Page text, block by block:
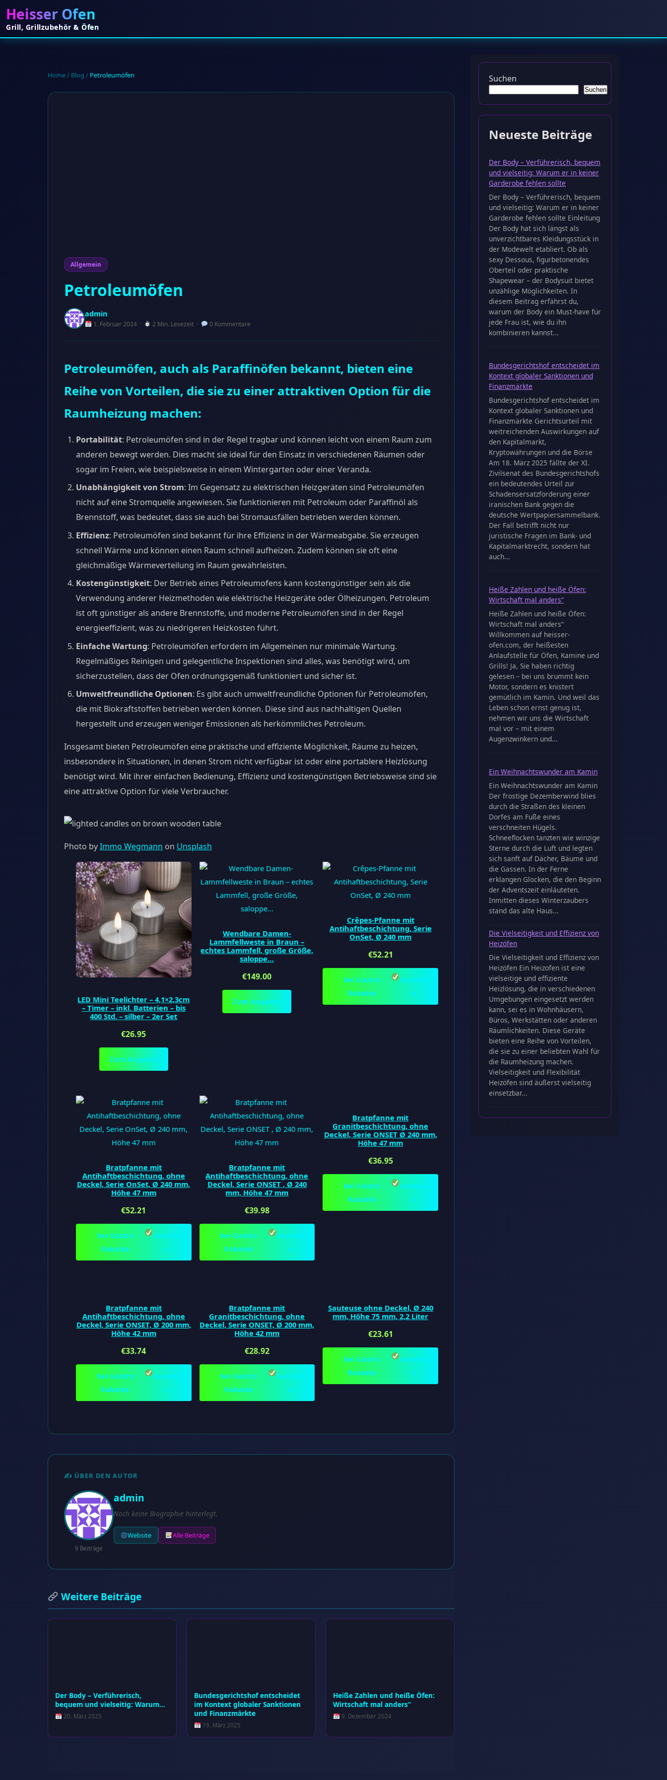
Heisser Ofen
Grill, Grillzubehör & Öfen
Home/ Blog / Petroleumöfen
Allgemein
Petroleumöfen
admin
1. Februar 2024 · 2 Min. Lesezeit · 0 Kommentare
Petroleumöfen, auch als Paraffinöfen bekannt, bieten eine
Reihe von Vorteilen, die sie zu einer attraktiven Option für die
Raumheizung machen:
Portabilität: Petroleumöfen sind in der Regel tragbar und können leicht von einem Raum zum
anderen bewegt werden. Dies macht sie ideal für den Einsatz in verschiedenen Räumen oder
sogar im Freien, wie beispielsweise in einem Wintergarten oder einer Veranda.
Unabhängigkeit von Strom: Im Gegensatz zu elektrischen Heizgeräten sind Petroleumöfen
nicht auf eine Stromquelle angewiesen. Sie funktionieren mit Petroleum oder Paraffinöl als
Brennstoff, was bedeutet, dass sie auch bei Stromausfällen betrieben werden können.
Effizienz: Petroleumöfen sind bekannt für ihre Effizienz in der Wärmeabgabe. Sie erzeugen
schnell Wärme und können einen Raum schnell aufheizen. Zudem können sie oft eine
gleichmäßige Wärmeverteilung im Raum gewährleisten.
Kostengünstigkeit: Der Betrieb eines Petroleumofens kann kostengünstiger sein als die
Verwendung anderer Heizmethoden wie elektrische Heizgeräte oder Ölheizungen. Petroleum
ist oft günstiger als andere Brennstoffe, und moderne Petroleumöfen sind in der Regel
energieeffizient, was zu niedrigeren Heizkosten führt.
Einfache Wartung: Petroleumöfen erfordern im Allgemeinen nur minimale Wartung.
Regelmäßiges Reinigen und gelegentliche Inspektionen sind alles, was benötigt wird, um
sicherzustellen, dass der Ofen ordnungsgemäß funktioniert und sicher ist.
Umweltfreundliche Optionen: Es gibt auch umweltfreundliche Optionen für Petroleumöfen,
die mit Biokraftstoffen betrieben werden können. Diese sind aus nachhaltigen Quellen
hergestellt und erzeugen weniger Emissionen als herkömmliches Petroleum.
Insgesamt bieten Petroleumöfen eine praktische und effiziente Möglichkeit, Räume zu heizen,
insbesondere in Situationen, in denen Strom nicht verfügbar ist oder eine portablere Heizlösung
benötigt wird. Mit ihrer einfachen Bedienung, Effizienz und kostengünstigen Betriebsweise sind sie
eine attraktive Option für viele Verbraucher.
Photo byImmo Wegmann on Unsplash
LED Mini Teelichter – 4,1×2,3cm
– Timer – inkl. Batterien – bis
400 Std. – silber – 2er Set
€26.95
Zum Angebot
Wendbare Damen-
Lammfellweste in Braun –
echtes Lammfell, große Größe,
saloppe…
€149.00
Zum Angebot
Crêpes-Pfanne mit
Antihaftbeschichtung, Serie
OnSet, Ø 240 mm
€52.21
bei Gastro
Rabatte
bestelle
n
Bratpfanne mit
Antihaftbeschichtung, ohne
Deckel, Serie OnSet, Ø 240 mm,
Höhe 47 mm
€52.21
bei Gastro
Rabatte
bestelle
n
Bratpfanne mit
Antihaftbeschichtung, ohne
Deckel, Serie ONSET , Ø 240
mm, Höhe 47 mm
€39.98
bei Gastro
Rabatte
bestelle
n
Bratpfanne mit
Granitbeschichtung, ohne
Deckel, Serie ONSET Ø 240 mm,
Höhe 47 mm
€36.95
bei Gastro
Rabatte
bestelle
n
Bratpfanne mit
Antihaftbeschichtung, ohne
Deckel, Serie ONSET, Ø 200 mm,
Höhe 42 mm
€33.74
bei Gastro
Rabatte
bestelle
n
Bratpfanne mit
Granitbeschichtung, ohne
Deckel, Serie ONSET, Ø 200 mm,
Höhe 42 mm
€28.92
bei Gastro
Rabatte
bestelle
n
Sauteuse ohne Deckel, Ø 240
mm, Höhe 75 mm, 2,2 Liter
€23.61
bei Gastro
Rabatte
bestelle
n
✍️ ÜBER DEN AUTOR
9 Beiträge
admin
Noch keine Biographie hinterlegt.
Website Alle Beiträge
Weitere Beiträge
Der Body – Verführerisch,
bequem und vielseitig: Warum…
20. März 2025
Bundesgerichtshof entscheidet
im Kontext globaler Sanktionen
und Finanzmärkte
19. März 2025
Heiße Zahlen und heiße Öfen:
Wirtschaft mal anders“
9. Dezember 2024
Suchen
Suchen
Neueste Beiträge
Der Body – Verführerisch, bequem
und vielseitig: Warum er in keiner
Garderobe fehlen sollte
Der Body – Verführerisch, bequem
und vielseitig: Warum er in keiner
Garderobe fehlen sollte Einleitung
Der Body hat sich längst als
unverzichtbares Kleidungsstück in
der Modewelt etabliert. Ob als
sexy Dessous, figurbetonendes
Oberteil oder praktische
Shapewear – der Bodysuit bietet
unzählige Möglichkeiten. In
diesem Beitrag erfährst du,
warum der Body ein Must-have für
jede Frau ist, wie du ihn
kombinieren kannst...
Bundesgerichtshof entscheidet im
Kontext globaler Sanktionen und
Finanzmärkte
Bundesgerichtshof entscheidet im
Kontext globaler Sanktionen und
Finanzmärkte Gerichtsurteil mit
weitreichenden Auswirkungen auf
den Kapitalmarkt,
Kryptowährungen und die Börse
Am 18. März 2025 fällte der XI.
Zivilsenat des Bundesgerichtshofs
ein bedeutendes Urteil zur
Schadensersatzforderung einer
iranischen Bank gegen die
deutsche Wertpapiersammelbank.
Der Fall betrifft nicht nur
juristische Fragen im Bank- und
Kapitalmarktrecht, sondern hat
auch...
Heiße Zahlen und heiße Öfen:
Wirtschaft mal anders“
Heiße Zahlen und heiße Öfen:
Wirtschaft mal anders“
Willkommen auf heisser-
ofen.com, der heißesten
Anlaufstelle für Öfen, Kamine und
Grills! Ja, Sie haben richtig
gelesen – bei uns brummt kein
Motor, sondern es knistert
gemütlich im Kamin. Und weil das
Leben schon ernst genug ist,
nehmen wir uns die Wirtschaft
mal vor – mit einem
Augenzwinkern und...
Ein Weihnachtswunder am Kamin
Ein Weihnachtswunder am Kamin
Der frostige Dezemberwind blies
durch die Straßen des kleinen
Dorfes am Fuße eines
verschneiten Hügels.
Schneeflocken tanzten wie winzige
Sterne durch die Luft und legten
sich sanft auf Dächer, Bäume und
die Gassen. In der Ferne
erklangen Glocken, die den Beginn
der Adventszeit einläuteten.
Inmitten dieses Winterzaubers
stand das alte Haus...
Die Vielseitigkeit und Effizienz von
Heizöfen
Die Vielseitigkeit und Effizienz von
Heizöfen Ein Heizofen ist eine
vielseitige und effiziente
Heizlösung, die in verschiedenen
Umgebungen eingesetzt werden
kann, sei es in Wohnhäusern,
Büros, Werkstätten oder anderen
Räumlichkeiten. Diese Geräte
bieten eine Reihe von Vorteilen,
die sie zu einer beliebten Wahl für
die Raumheizung machen.
Vielseitigkeit und Flexibilität
Heizöfen sind äußerst vielseitig
einsetzbar...